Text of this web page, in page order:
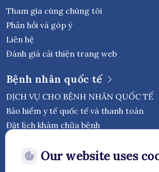
Tham gia cùng chúng tôi
Phản hồi và góp ý
Liên hệ
Đánh giá cải thiện trang web
Bệnh nhân quốc tế
DỊCH VỤ CHO BỆNH NHÂN QUỐC TẾ
Bảo hiểm y tế quốc tế và thanh toán
Đặt lịch khám chữa bệnh
Theo dõi Bệnh viện Quốc
Our website uses